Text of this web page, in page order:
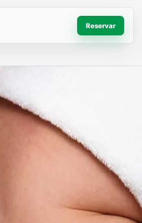
Reservar